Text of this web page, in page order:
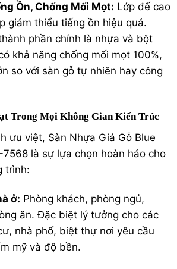
Ồn, Chống Mối Mọt: Lớp đế cao
giảm thiểu tiếng ồn hiệu quả.
phần chính là nhựa và bột
khả năng chống mối mọt 100%,
so với sàn gỗ tự nhiên hay công
Trong Mọi Không Gian Kiến Trúc
ưu việt, Sàn Nhựa Giả Gỗ Blue
7568 là sự lựa chọn hoàn hảo cho
trình:
ở: Phòng khách, phòng ngủ,
ăn. Đặc biệt lý tưởng cho các
nhà phố, biệt thự nơi yêu cầu
mỹ và độ bền.